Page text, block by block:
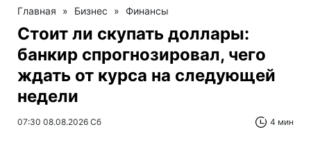
Главная » Бизнес » Финансы
Стоит ли скупать доллары:
банкир спрогнозировал, чего
ждать от курса на следующей
недели
07:30 08.08.2026 Сб 4 мин